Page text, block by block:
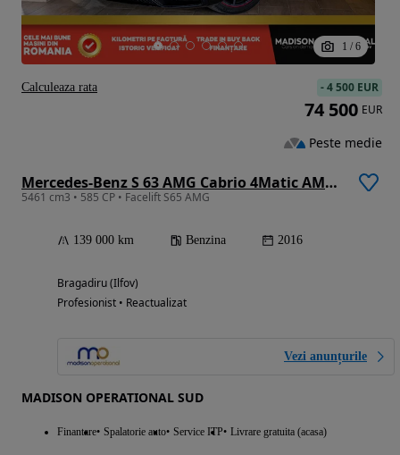
1 / 6
Mercedes-Benz S 63 AMG Cabrio 4Matic AMG Speedshift 7G-MCT
5461 cm3 • 585 CP • Facelift S65 AMG
139 000 km Benzina 2016
Bragadiru (Ilfov)
Profesionist • Reactualizat
Vezi anunțurile
MADISON OPERATIONAL SUD
Finantare Spalatorie auto Service ITP Livrare gratuita (acasa)
-4 500 EUR
74 500 EUR
Peste medie
Calculeaza rata